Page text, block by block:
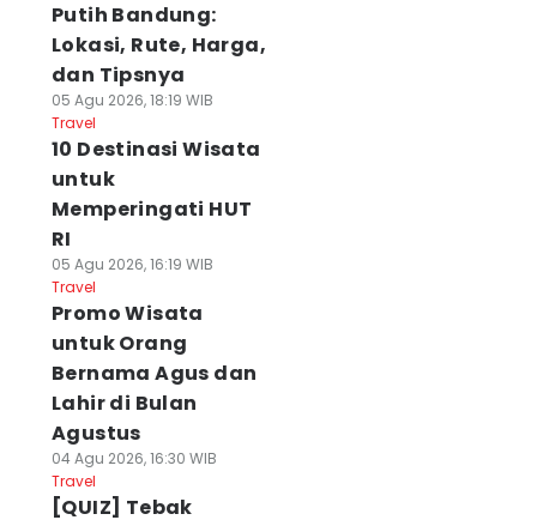
Putih Bandung:
Lokasi, Rute, Harga,
dan Tipsnya
05 Agu 2026, 18:19 WIB
Travel
10 Destinasi Wisata
untuk
Memperingati HUT
RI
05 Agu 2026, 16:19 WIB
Travel
Promo Wisata
untuk Orang
Bernama Agus dan
Lahir di Bulan
Agustus
04 Agu 2026, 16:30 WIB
Travel
[QUIZ] Tebak